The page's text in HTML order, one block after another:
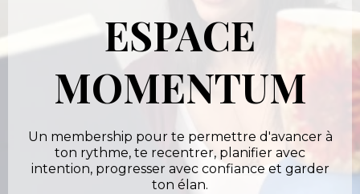
ESPACE
MOMENTUM
Un membership pour te permettre d'avancer à
ton rythme, te recentrer, planifier avec
intention, progresser avec confiance et garder
ton élan.